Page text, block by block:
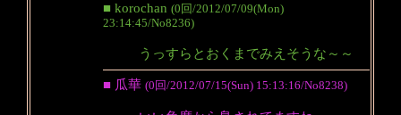
■ korochan (0回/2012/07/09(Mon)
23:14:45/No8236)
うっすらとおくまでみえそうな～～
■ 瓜華 (0回/2012/07/15(Sun) 15:13:16/No8238)